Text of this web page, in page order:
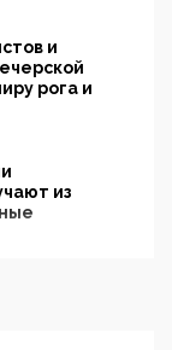
и
рога и
из